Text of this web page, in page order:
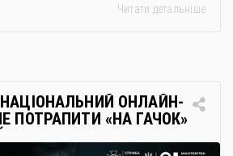
що дає можливість здобувати
цією процедурою […]
Читати детальніше
ОНЛАЙН-
ПОТРАПИТИ «НА ГАЧОК»
СПЕЦСЛУЖБ